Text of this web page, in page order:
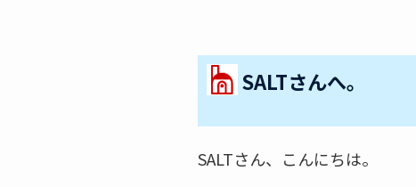
SALTさんへ。
SALTさん、こんにちは。